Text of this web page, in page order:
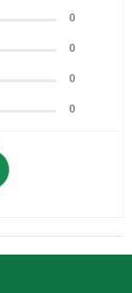
0
0
0
0